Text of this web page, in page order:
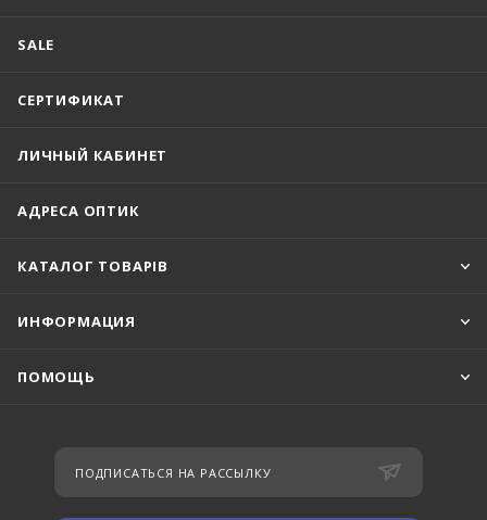
SALE
СЕРТИФИКАТ
ЛИЧНЫЙ КАБИНЕТ
АДРЕСА ОПТИК
КАТАЛОГ ТОВАРІВ
ИНФОРМАЦИЯ
ПОМОЩЬ
ПОДПИСАТЬСЯ НА РАССЫЛКУ